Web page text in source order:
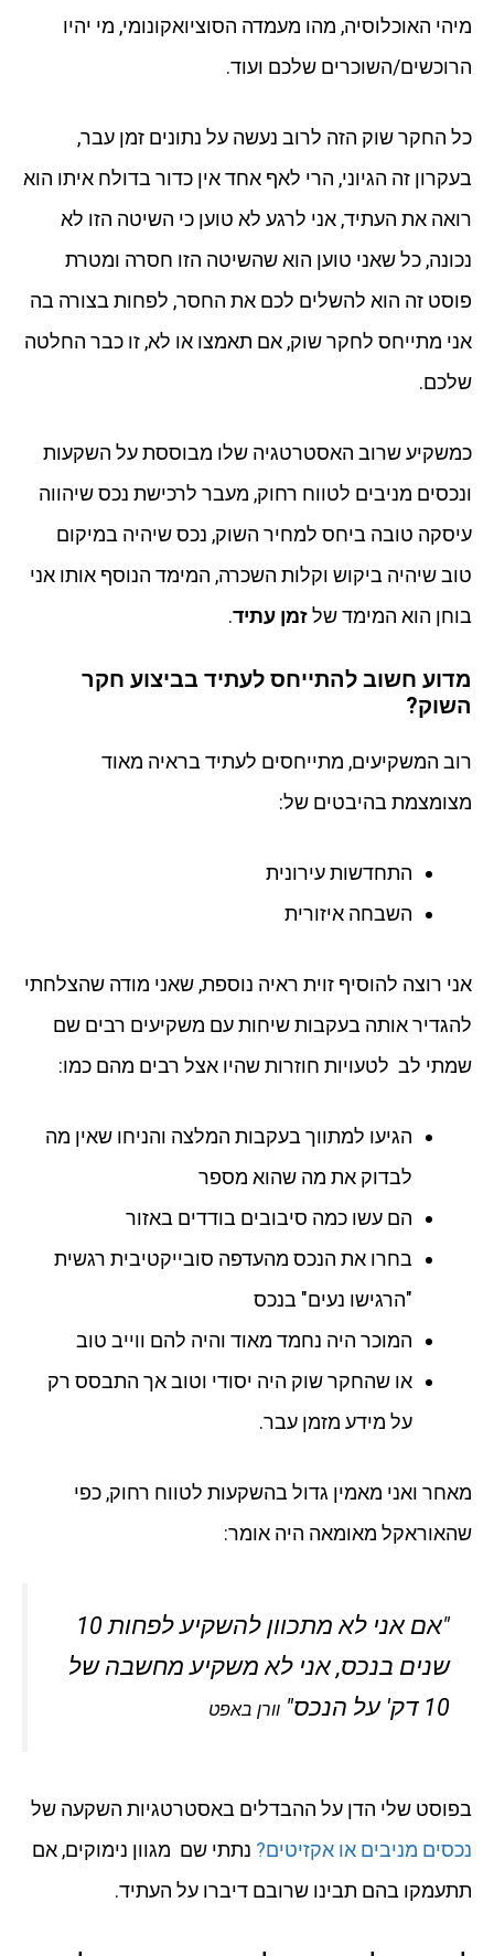
מיהי האוכלוסיה, מהו מעמדה הסוציואקונומי, מי יהיו
הרוכשים/השוכרים שלכם ועוד.
כל החקר שוק הזה לרוב נעשה על נתונים זמן עבר,
בעקרון זה הגיוני, הרי לאף אחד אין כדור בדולח איתו הוא
רואה את העתיד, אני לרגע לא טוען כי השיטה הזו לא
נכונה, כל שאני טוען הוא שהשיטה הזו חסרה ומטרת
פוסט זה הוא להשלים לכם את החסר, לפחות בצורה בה
אני מתייחס לחקר שוק, אם תאמצו או לא, זו כבר החלטה
שלכם.
כמשקיע שרוב האסטרטגיה שלו מבוססת על השקעות
ונכסים מניבים לטווח רחוק, מעבר לרכישת נכס שיהווה
עיסקה טובה ביחס למחיר השוק, נכס שיהיה במיקום
טוב שיהיה ביקוש וקלות השכרה, המימד הנוסף אותו אני
בוחן הוא המימד שלזמן עתיד.
מדוע חשוב להתייחס לעתיד בביצוע חקר
השוק?
רוב המשקיעים, מתייחסים לעתיד בראיה מאוד
מצומצמת בהיבטים של:
התחדשות עירונית
השבחה איזורית
אני רוצה להוסיף זוית ראיה נוספת, שאני מודה שהצלחתי
להגדיר אותה בעקבות שיחות עם משקיעים רבים שם
שמתי לב לטעויות חוזרות שהיו אצל רבים מהם כמו:
הגיעו למתווך בעקבות המלצה והניחו שאין מה
לבדוק את מה שהוא מספר
הם עשו כמה סיבובים בודדים באזור
בחרו את הנכס מהעדפה סובייקטיבית רגשית
"הרגישו נעים" בנכס
המוכר היה נחמד מאוד והיה להם ווייב טוב
או שהחקר שוק היה יסודי וטוב אך התבסס רק
על מידע מזמן עבר.
מאחר ואני מאמין גדול בהשקעות לטווח רחוק, כפי
שהאוראקל מאומאה היה אומר:
"אם אני לא מתכוון להשקיע לפחות 10
שנים בנכס, אני לא משקיע מחשבה של
10 דק' על הנכס"
וורן באפט
בפוסט שלי הדן על ההבדלים באסטרטגיות השקעה של
נכסים מניבים או אקזיטים? נתתי שם מגוון נימוקים, אם
תתעמקו בהם תבינו שרובם דיברו על העתיד.